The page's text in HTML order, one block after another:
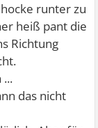
runter zu
heiß pant die
Richtung
das nicht